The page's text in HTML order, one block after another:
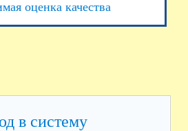
оценка качества
в систему